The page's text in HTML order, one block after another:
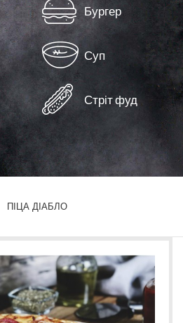
Бонуси
Контакти
Оферта
Бургер
Суп
Стріт фуд
ПІЦА ДІАБЛО